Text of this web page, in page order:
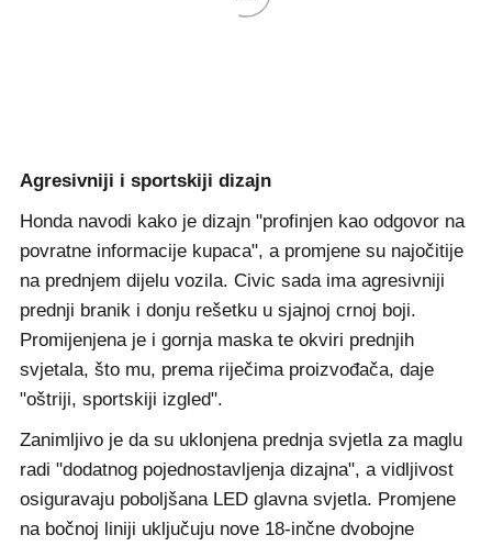
Agresivniji i sportskiji dizajn
Honda navodi kako je dizajn "profinjen kao odgovor na
povratne informacije kupaca", a promjene su najočitije
na prednjem dijelu vozila. Civic sada ima agresivniji
prednji branik i donju rešetku u sjajnoj crnoj boji.
Promijenjena je i gornja maska te okviri prednjih
svjetala, što mu, prema riječima proizvođača, daje
"oštriji, sportskiji izgled".
Zanimljivo je da su uklonjena prednja svjetla za maglu
radi "dodatnog pojednostavljenja dizajna", a vidljivost
osiguravaju poboljšana LED glavna svjetla. Promjene
na bočnoj liniji uključuju nove 18-inčne dvobojne